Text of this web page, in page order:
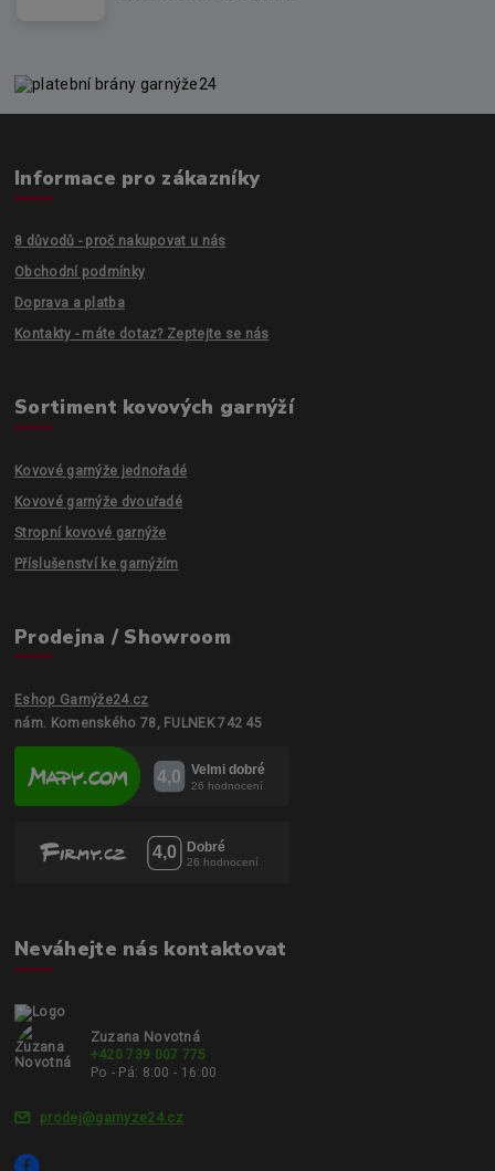
Informace pro zákazníky
8 důvodů - proč nakupovat u nás
Obchodní podmínky
Doprava a platba
Kontakty - máte dotaz? Zeptejte se nás
Sortiment kovových garnýží
Kovové garnýže jednořadé
Kovové garnýže dvouřadé
Stropní kovové garnýže
Příslušenství ke garnýžím
Prodejna / Showroom
Eshop Garnýže24.cz
nám. Komenského 78, FULNEK 742 45
Neváhejte nás kontaktovat
Zuzana Novotná
+420 739 007 775
Po - Pá: 8:00 - 16:00
prodej@garnyze24.cz